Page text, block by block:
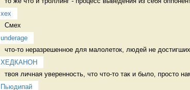
хех
Смех
underage
что-то неразрешенное для малолеток, людей не достигших
ХЕДКАНОН
твоя личная уверенность, что что-то так и было, просто
Пьюдипай